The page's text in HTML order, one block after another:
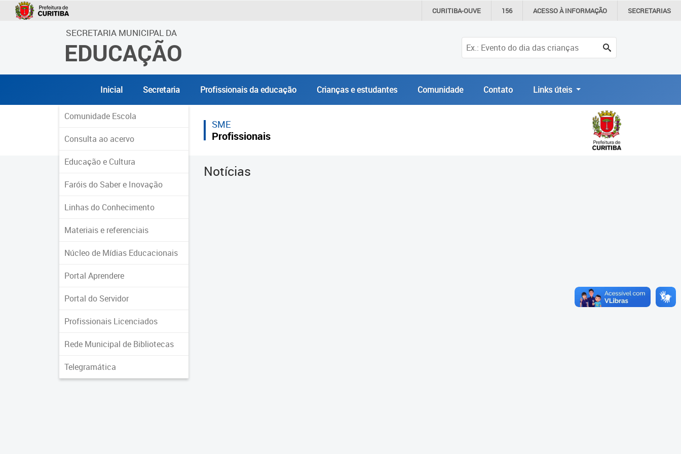
CURITIBA-OUVE 156 ACESSO ÀINFORMAÇÃO SECRETARIAS
SECRETARIA MUNICIPAL DA
EDUCAÇÃO
Inicial Secretaria Profissionais da educação Crianças e estudantes Comunidade Contato Links úteis
Comunidade Escola
Consulta ao acervo
Educação e Cultura
Faróis do Saber e Inovação
Linhas do Conhecimento
Materiais e referenciais
Núcleo de Mídias Educacionais
Portal Aprendere
Portal do Servidor
Profissionais Licenciados
Rede Municipal de Bibliotecas
Telegramática
SME
Profissionais
Notícias